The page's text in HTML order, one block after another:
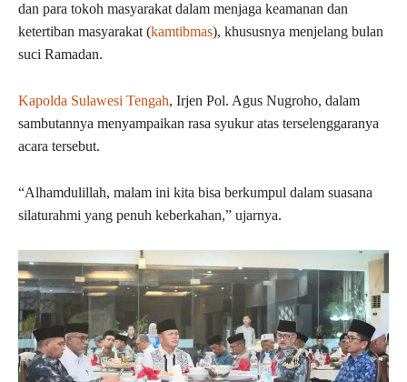
dan para tokoh masyarakat dalam menjaga keamanan dan
ketertiban masyarakat (kamtibmas), khususnya menjelang bulan
suci Ramadan.
Kapolda Sulawesi Tengah, Irjen Pol. Agus Nugroho, dalam
sambutannya menyampaikan rasa syukur atas terselenggaranya
acara tersebut.
“Alhamdulillah, malam ini kita bisa berkumpul dalam suasana
silaturahmi yang penuh keberkahan,” ujarnya.